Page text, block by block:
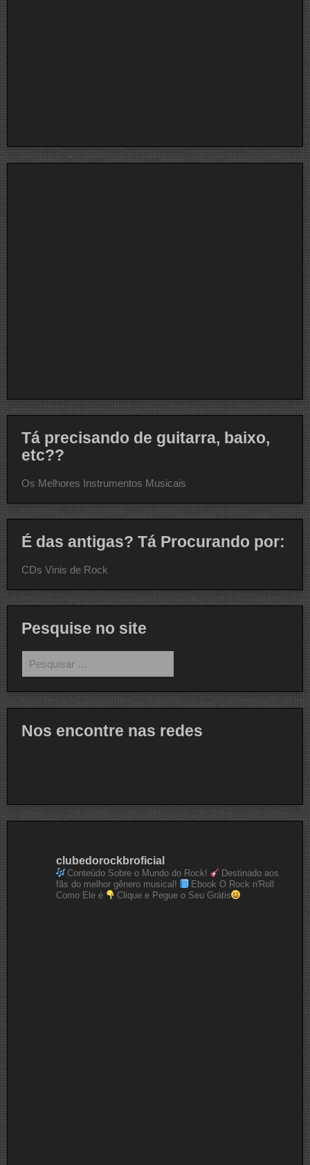
Tá precisando de guitarra, baixo,
etc??
Os Melhores Instrumentos Musicais
É das antigas? Tá Procurando por:
CDs Vinis de Rock
Pesquise no site
por:
Nos encontre nas redes
clubedorockbroficial
Conteúdo Sobre o Mundo do Rock!
Destinado aos
fãs do melhor gênero musical!
Ebook O Rock n'Roll
Como Ele é
Clique e Pegue o Seu Grátis